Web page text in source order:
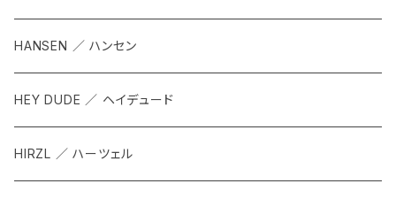
HANSEN ／ ハンセン
HEY DUDE ／ ヘイデュード
HIRZL ／ ハーツェル